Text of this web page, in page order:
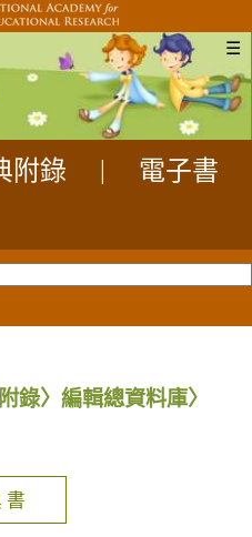
☰
附錄
電子書
錄〉編輯總資料庫〉
書